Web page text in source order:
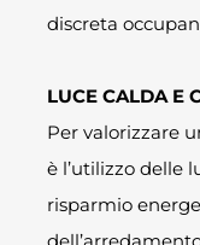
discreta
LUCE CALDA E
Per valorizzare
è l’utilizzo delle
risparmio